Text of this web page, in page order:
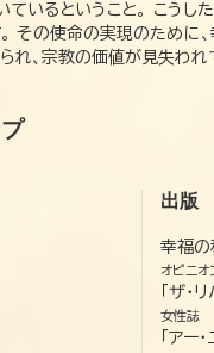
ているということ。 こう
その使命の実現のために
れ、宗教の価値が見失わ
出版
幸福の
オピニオ
「ザ・
女性誌
「アー